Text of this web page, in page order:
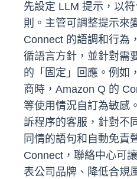
先設定 LLM 提示，以
則。主管可調整提示來
Connect 的語調和行為
循語言方針，並針對需
的「固定」回應。例如
商時，Amazon Q 的
等使用情況自訂為敏感
訴程序的客服，針對不
同情的語句和自動免責
Connect，聯絡中心可
表公司品牌、降低合規